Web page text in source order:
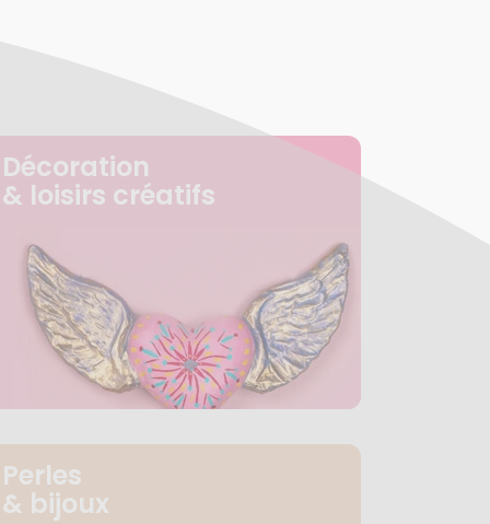
Décoration
& loisirs créatifs
Perles
& bijoux